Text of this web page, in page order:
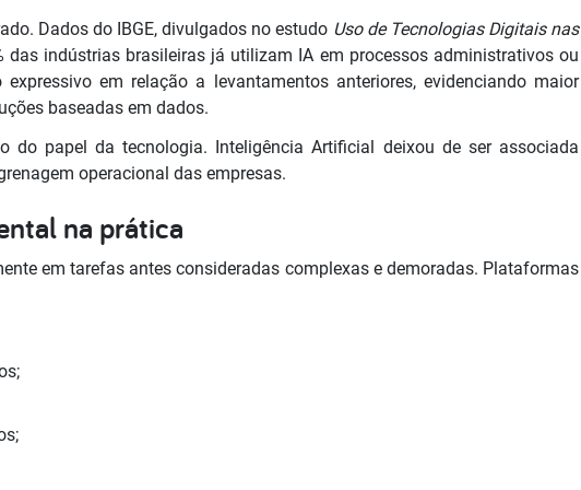
Dados do IBGE, divulgados no estudo Uso de Tecnologias Digitais nas
das indústrias brasileiras já utilizam IA em processos administrativos ou
em relação a levantamentos anteriores, evidenciando maior
baseadas em dados.
do papel da tecnologia. Inteligência Artificial deixou de ser associada
operacional das empresas.
na prática
em tarefas antes consideradas complexas e demoradas. Plataformas